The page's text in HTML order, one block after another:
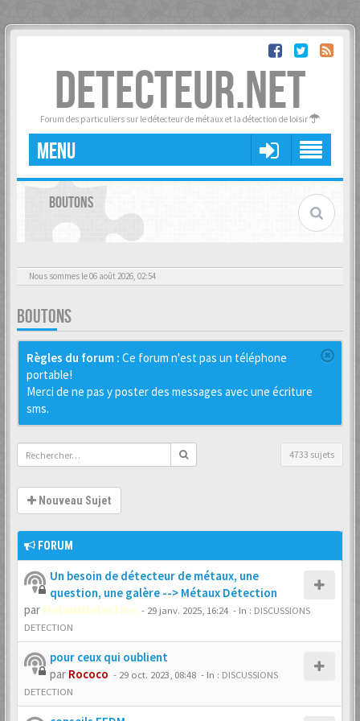
DETECTEUR.NET
Forum des particuliers sur le détecteur de métaux et la détection de loisir
MENU
BOUTONS
Nous sommes le 06 août 2026, 02:54
BOUTONS
Règles du forum : Ce forum n'est pas un téléphone
portable!
Merci de ne pas y poster des messages avec une écriture
sms.
4733 sujets
Nouveau Sujet
FORUM
Un besoin de détecteur de métaux, une
question, une galère --> Métaux Détection
par MetauxDetection - 29 janv. 2025, 16:24 - In : DISCUSSIONS
DETECTION
pour ceux qui oublient
par Rococo - 29 oct. 2023, 08:48 - In : DISCUSSIONS
DETECTION